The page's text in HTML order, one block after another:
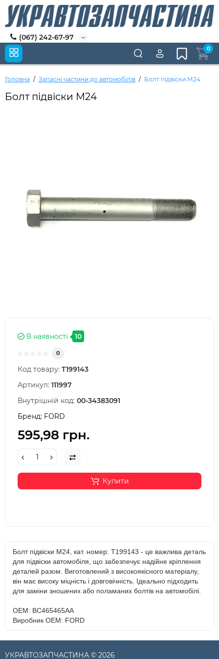
(067) 242-67-97
0
Головна Запасні частини до автомобілів Болт підвіски М24
Болт підвіски М24
В наявності 10
0
Код товару: T199143
Артикул: 111997
Внутрішній код: 00-34383091
Бренд: FORD
595,98 грн.
Купити
Болт підвіски М24, кат. номер: T199143 - це важлива деталь
для підвіски автомобіля, що забезпечує надійне кріплення
деталей разом. Виготовлений з високоякісного матеріалу,
він має високу міцність і довговічність. Ідеально підходить
для заміни зношених або поламаних болтів на автомобілі.
OEM: BC465465AA
Виробник OEM: FORD
УКРАВТОЗАПЧАСТИНА © 2026